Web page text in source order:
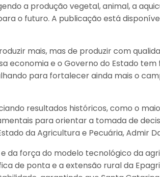
a produção vegetal, animal, a
o futuro. A publicação está
mais, mas de produzir com
economia e o Governo do Estado tem
para fortalecer ainda mais o
resultados históricos, como o
para orientar a tomada de
da Agricultura e Pecuária, Admir
da força do modelo tecnológico da
de ponta e a extensão rural da